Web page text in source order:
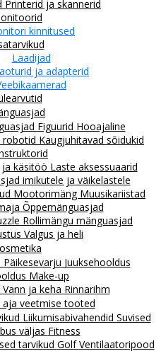
Printerid ja skannerid
kinnitused
Laadijad
ja adapterid
Figuurid Hooajaline
robotid Kaugjuhitavad sõidukid
ja käsitöö Laste aksessuaarid
imikutele ja väikelastele
Mootorimäng Muusikariistad
Õppemänguasjad
Rollimängu mänguasjad
Valgus ja heli
Päikesevarju Juuksehooldus
Make-up
Vann ja keha Rinnarihm
aja veetmise tooted
Liikumisabivahendid Suvised
väljas Fitness
tarvikud GolfVentilaatoripood